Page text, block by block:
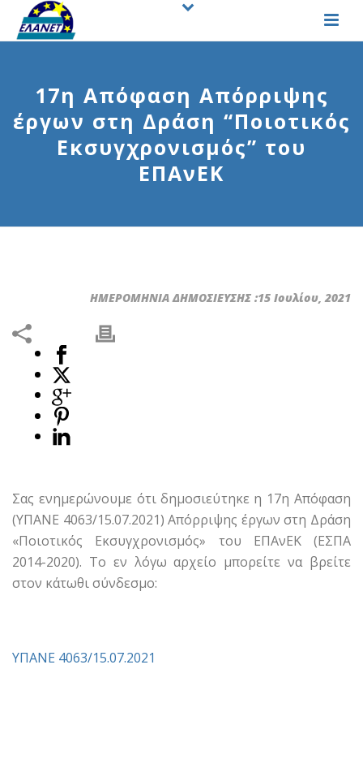
17η Απόφαση Απόρριψης
έργων στη Δράση “Ποιοτικός
Εκσυγχρονισμός” του
ΕΠΑνΕΚ
ΗΜΕΡΟΜΗΝΙΑ ΔΗΜΟΣΙΕΥΣΗΣ :15 Ιουλίου, 2021
Σας ενημερώνουμε ότι δημοσιεύτηκε η 17η Απόφαση
(ΥΠΑΝΕ 4063/15.07.2021) Απόρριψης έργων στη Δράση
«Ποιοτικός Εκσυγχρονισμός» του ΕΠΑνΕΚ (ΕΣΠΑ
2014-2020). Το εν λόγω αρχείο μπορείτε να βρείτε
στον κάτωθι σύνδεσμο:
ΥΠΑΝΕ 4063/15.07.2021